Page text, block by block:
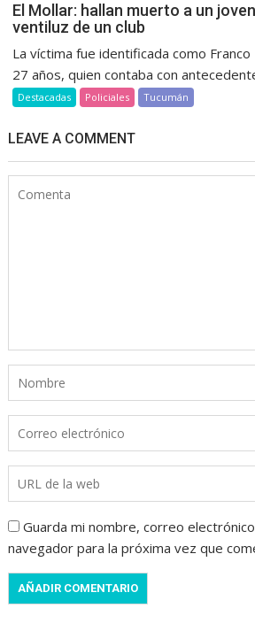
El Mollar: hallan muerto a un
ventiluz de un club
La víctima fue identificada como
27 años, quien contaba con
Destacadas Policiales Tucumán
LEAVE A COMMENT
Guarda mi nombre, correo
navegador para la próxima vez que